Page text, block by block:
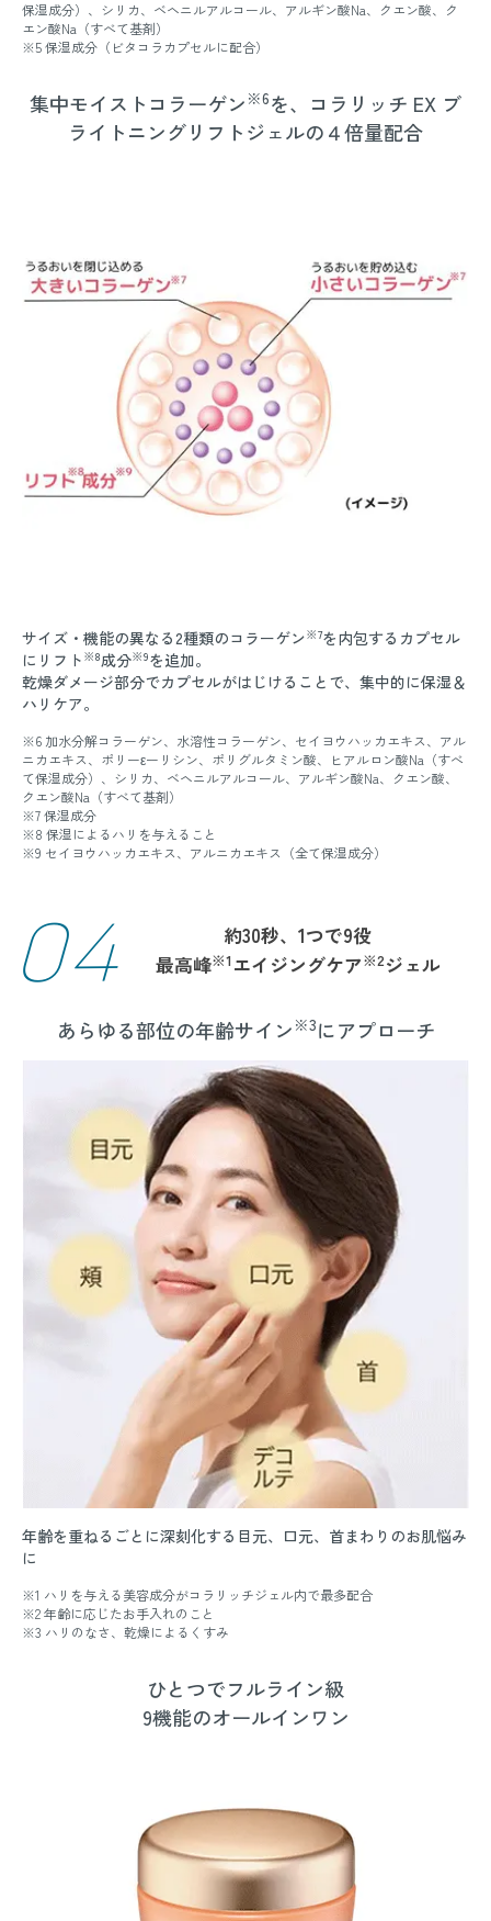
保湿成分）、シリカ、ベヘニルアルコール、アルギン酸Na、クエン酸、ク
エン酸Na（すべて基剤）
※5 保湿成分（ビタコラカプセルに配合）
集中モイストコラーゲン ※6を、コラリッチ EX ブ
ライトニングリフトジェルの４倍量配合
サイズ・機能の異なる2種類のコラーゲン※7を内包するカプセル
にリフト ※8成分※9を追加。
乾燥ダメージ部分でカプセルがはじけることで、集中的に保湿＆
ハリケア。
※6 加水分解コラーゲン、水溶性コラーゲン、セイヨウハッカエキス、アル
ニカエキス、ポリーεーリシン、ポリグルタミン酸、ヒアルロン酸Na（すべ
て保湿成分）、シリカ、ベヘニルアルコール、アルギン酸Na、クエン酸、
クエン酸Na（すべて基剤）
※7 保湿成分
※8 保湿によるハリを与えること
※9 セイヨウハッカエキス、アルニカエキス（全て保湿成分）
04
約30秒、1つで9役
最高峰※1エイジングケア※2ジェル
あらゆる部位の年齢サイン ※3にアプローチ
年齢を重ねるごとに深刻化する目元、口元、首まわりのお肌悩み
に
※1 ハリを与える美容成分がコラリッチジェル内で最多配合
※2 年齢に応じたお手入れのこと
※3 ハリのなさ、乾燥によるくすみ
ひとつでフルライン級
9機能のオールインワン